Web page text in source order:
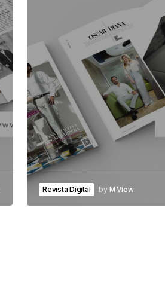
Revista Digital byM View